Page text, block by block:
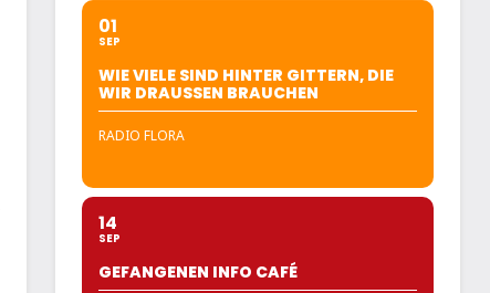
01
SEP
WIE VIELE SIND HINTER GITTERN, DIE
WIR DRAUSSEN BRAUCHEN
RADIO FLORA
14
SEP
GEFANGENEN INFO CAFÉ